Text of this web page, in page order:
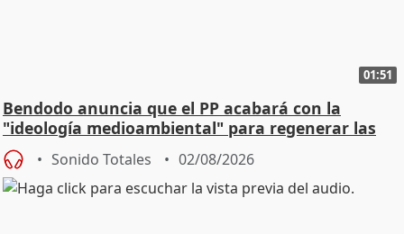
01:51
Bendodo anuncia que el PP acabará con la
"ideología medioambiental" para regenerar las
playas
Sonido Totales 02/08/2026